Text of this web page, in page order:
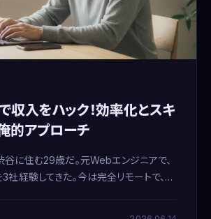
収入をハック！効率化とスキ
的アプローチ
谷に住む29歳だ。元Webエンジニアで、
社経験してきた。今は完全リモートで、